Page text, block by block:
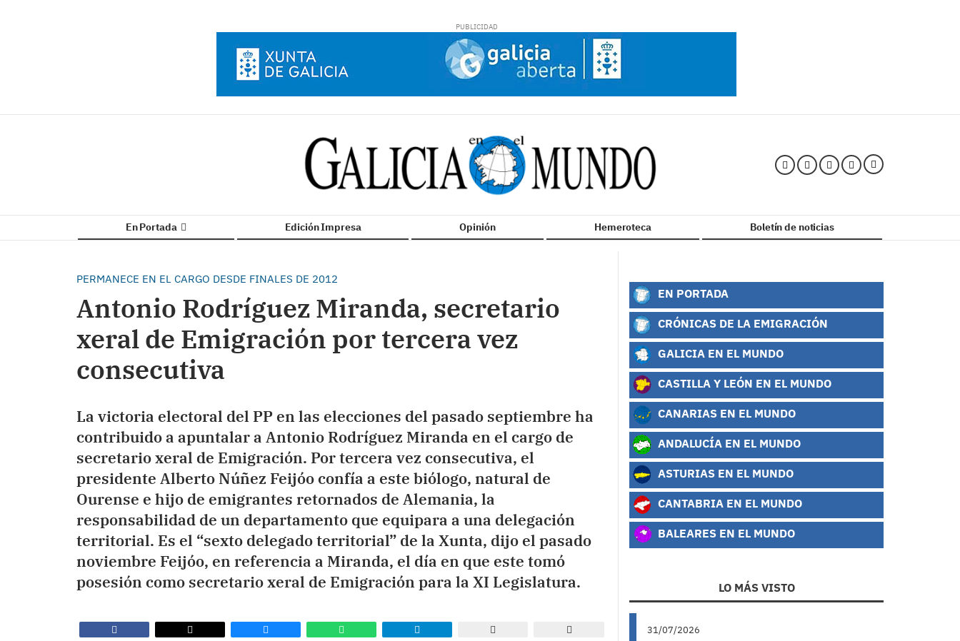
En Portada Edición Impresa Opinión Hemeroteca Boletín de noticias
PERMANECE EN EL CARGO DESDE FINALES DE 2012
Antonio Rodríguez Miranda, secretario
xeral de Emigración por tercera vez
consecutiva
La victoria electoral del PP en las elecciones del pasado septiembre ha
contribuido a apuntalar a Antonio Rodríguez Miranda en el cargo de
secretario xeral de Emigración. Por tercera vez consecutiva, el
presidente Alberto Núñez Feijóo confía a este biólogo, natural de
Ourense e hijo de emigrantes retornados de Alemania, la
responsabilidad de un departamento que equipara a una delegación
territorial. Es el “sexto delegado territorial” de la Xunta, dijo el pasado
noviembre Feijóo, en referencia a Miranda, el día en que este tomó
posesión como secretario xeral de Emigración para la XI Legislatura.
EN PORTADA
CRÓNICAS DE LA EMIGRACIÓN
GALICIA EN EL MUNDO
CASTILLA Y LEÓN EN EL MUNDO
CANARIAS EN EL MUNDO
ANDALUCÍA EN EL MUNDO
ASTURIAS EN EL MUNDO
CANTABRIA EN EL MUNDO
BALEARES EN EL MUNDO
LO MÁS VISTO
31/07/2026